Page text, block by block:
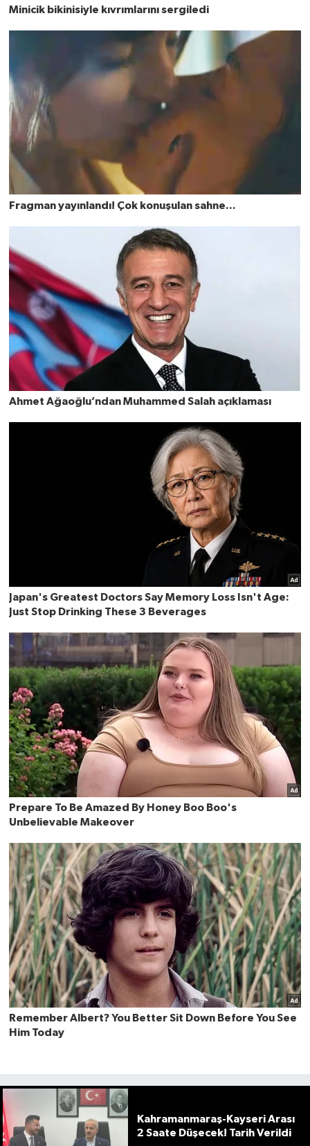
Kahramanmaraş-Kayseri Arası
2 Saate Düşecek! Tarih Verildi